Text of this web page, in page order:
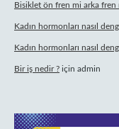
Bisiklet ön fren mi arka fren
Kadın hormonları nasıl
Kadın hormonları nasıl
Bir iş nedir ? için admin